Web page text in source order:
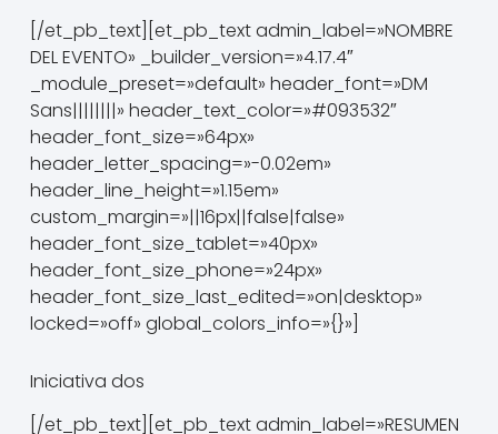
[/et_pb_text][et_pb_text admin_label=»NOMBRE
DEL EVENTO» _builder_version=»4.17.4″
_module_preset=»default» header_font=»DM
Sans||||||||» header_text_color=»#093532″
header_font_size=»64px»
header_letter_spacing=»-0.02em»
header_line_height=»1.15em»
custom_margin=»||16px||false|false»
header_font_size_tablet=»40px»
header_font_size_phone=»24px»
header_font_size_last_edited=»on|desktop»
locked=»off» global_colors_info=»{}»]
Iniciativa dos
[/et_pb_text][et_pb_text admin_label=»RESUMEN